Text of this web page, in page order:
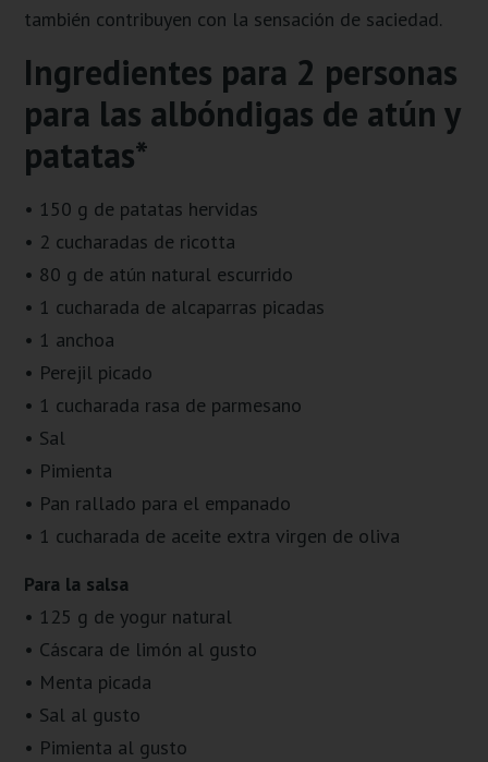
también contribuyen con la sensación de saciedad.
Ingredientes para 2 personas
para las albóndigas de atún y
patatas*
• 150 g de patatas hervidas
• 2 cucharadas de ricotta
• 80 g de atún natural escurrido
• 1 cucharada de alcaparras picadas
• 1 anchoa
• Perejil picado
• 1 cucharada rasa de parmesano
• Sal
• Pimienta
• Pan rallado para el empanado
• 1 cucharada de aceite extra virgen de oliva
Para la salsa
• 125 g de yogur natural
• Cáscara de limón al gusto
• Menta picada
• Sal al gusto
• Pimienta al gusto